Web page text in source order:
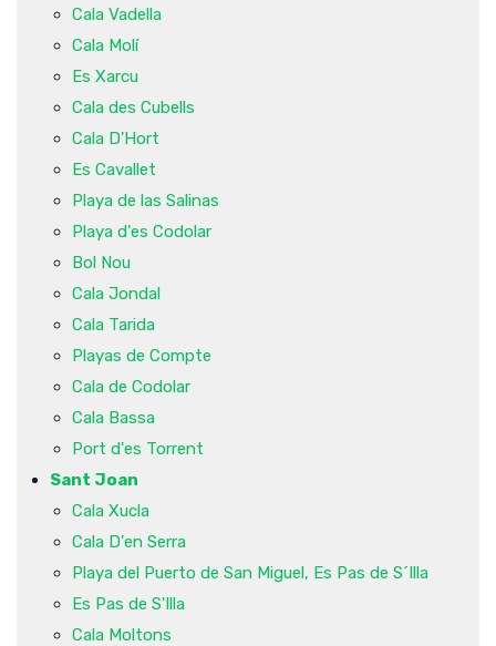
Cala Vadella
Cala Molí
Es Xarcu
Cala des Cubells
Cala D'Hort
Es Cavallet
Playa de las Salinas
Playa d'es Codolar
Bol Nou
Cala Jondal
Cala Tarida
Playas de Compte
Cala de Codolar
Cala Bassa
Port d'es Torrent
Sant Joan
Cala Xucla
Cala D'en Serra
Playa del Puerto de San Miguel, Es Pas de S´Illa
Es Pas de S'Illa
Cala Moltons